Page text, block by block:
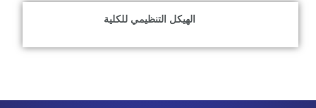
الهيكل التنظيمي للكلية